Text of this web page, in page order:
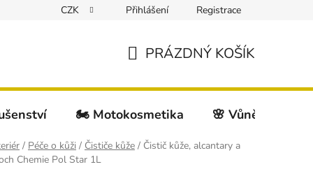
CZK Přihlášení Registrace
PRÁZDNÝ KOŠÍK
🏍️ Motokosmetika 🌸 Vůně do auta
/ Péče o kůži / Čističe kůže / Čistič kůže, alcantary a
Chemie Pol Star 1L